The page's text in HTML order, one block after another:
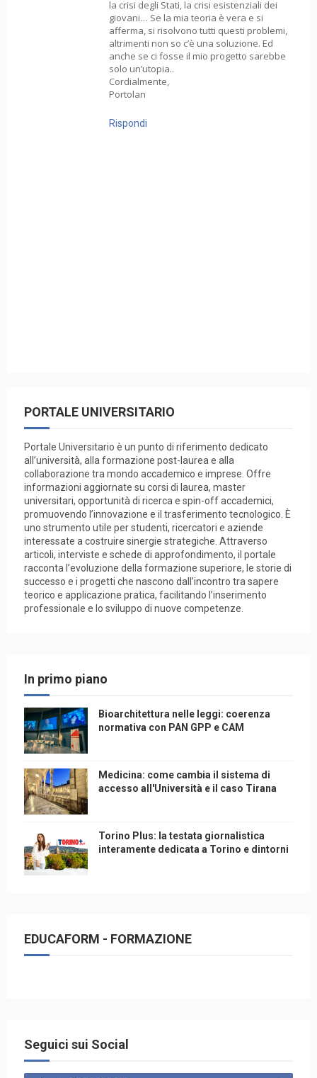
la crisi degli Stati, la crisi esistenziali dei
giovani… Se la mia teoria è vera e si
afferma, si risolvono tutti questi problemi,
altrimenti non so c’è una soluzione. Ed
anche se ci fosse il mio progetto sarebbe
solo un’utopia..
Cordialmente,
Portolan
Rispondi
PORTALE UNIVERSITARIO
Portale Universitario è un punto di riferimento dedicato
all’università, alla formazione post-laurea e alla
collaborazione tra mondo accademico e imprese. Offre
informazioni aggiornate su corsi di laurea, master
universitari, opportunità di ricerca e spin-off accademici,
promuovendo l’innovazione e il trasferimento tecnologico. È
uno strumento utile per studenti, ricercatori e aziende
interessate a costruire sinergie strategiche. Attraverso
articoli, interviste e schede di approfondimento, il portale
racconta l’evoluzione della formazione superiore, le storie di
successo e i progetti che nascono dall’incontro tra sapere
teorico e applicazione pratica, facilitando l’inserimento
professionale e lo sviluppo di nuove competenze.
In primo piano
Bioarchitettura nelle leggi: coerenza
normativa con PAN GPP e CAM
Medicina: come cambia il sistema di
accesso all'Università e il caso Tirana
Torino Plus: la testata giornalistica
interamente dedicata a Torino e dintorni
EDUCAFORM - FORMAZIONE
Seguici sui Social